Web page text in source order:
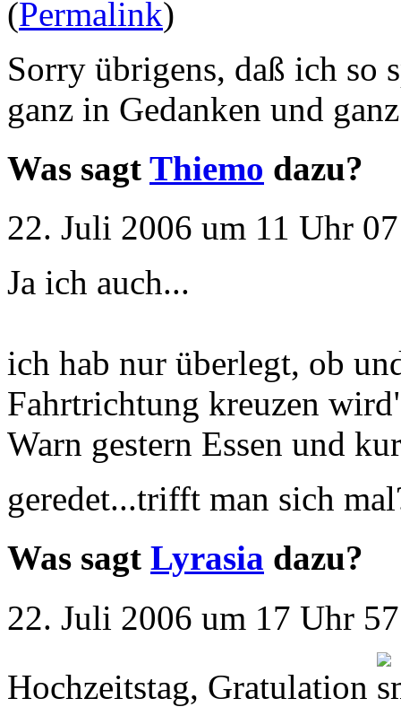
(Permalink)
Sorry übrigens, daß ich so
ganz in Gedanken und
Was sagt Thiemo dazu?
22. Juli 2006 um 11 Uhr
Ja ich auch...
ich hab nur überlegt, ob
Fahrtrichtung kreuzen
Warn gestern Essen und
geredet...trifft man sich
Was sagt Lyrasia dazu?
22. Juli 2006 um 17 Uhr
Hochzeitstag, Gratulation